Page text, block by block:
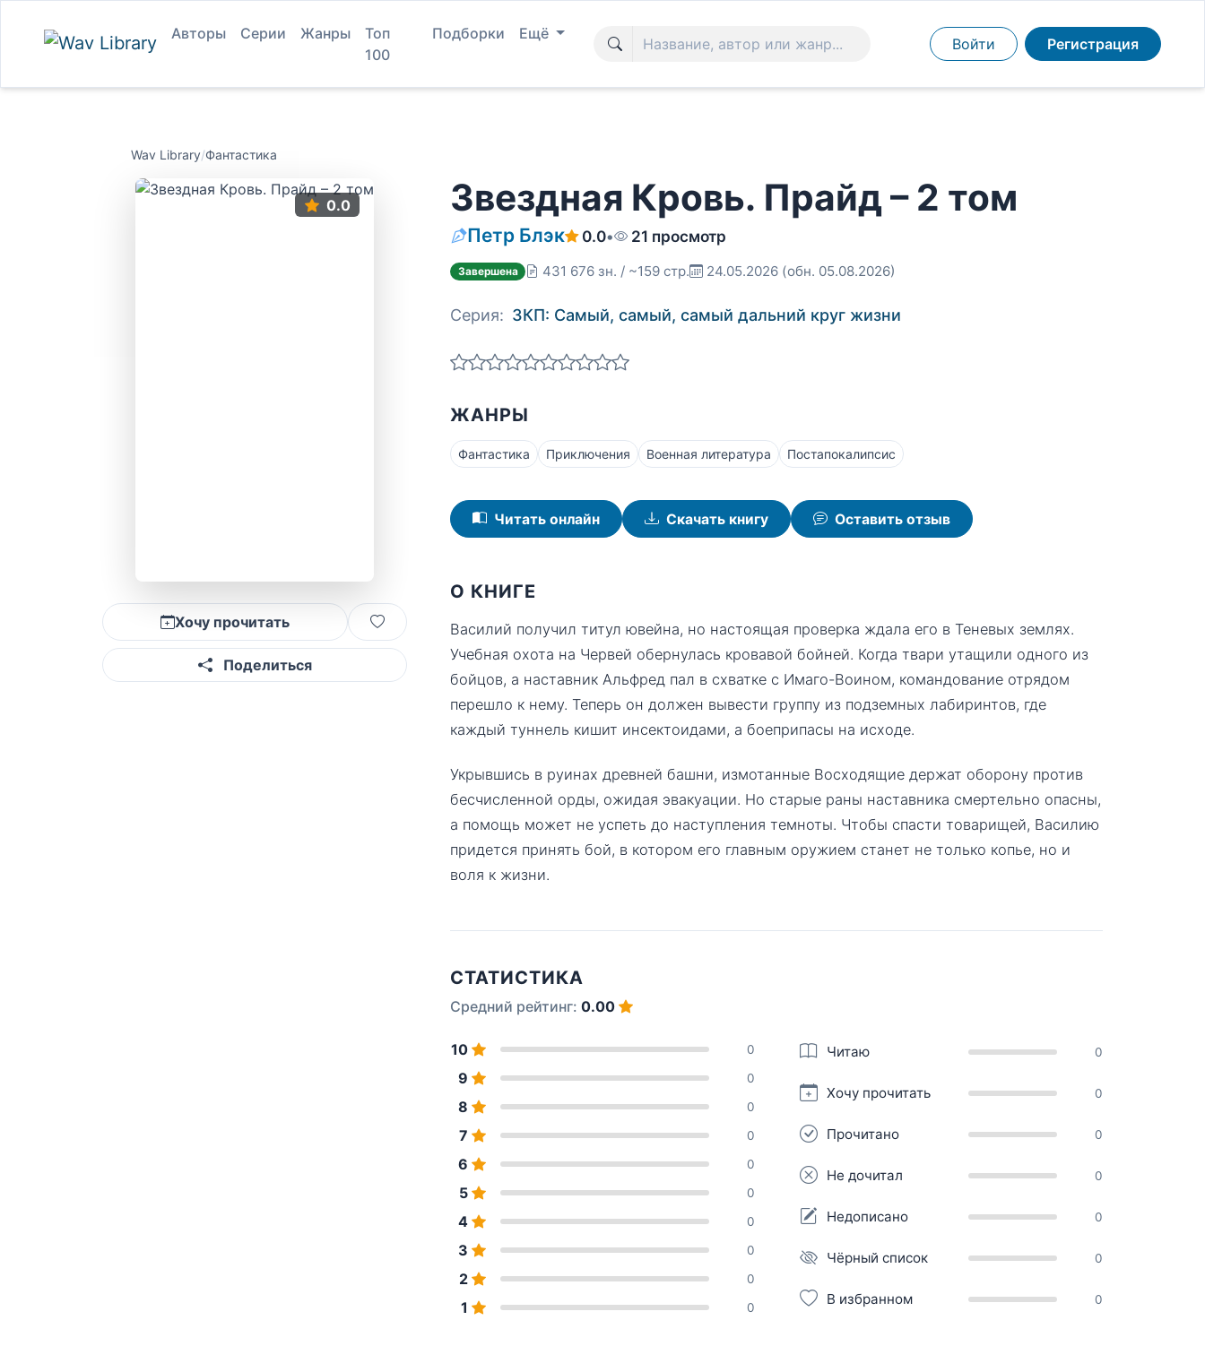
Авторы Серии Жанры
Топ
100
Подборки Ещё
Войти Регистрация
Wav Library/Фантастика
0.0
Хочу прочитать
Поделиться
Звездная Кровь. Прайд – 2 том
Петр Блэк 0.0• 21 просмотр
Завершена 431 676 зн. / ~159 стр. 24.05.2026 (обн. 05.08.2026)
Серия: ЗКП: Самый, самый, самый дальний круг жизни
ЖАНРЫ
Фантастика Приключения Военная литература Постапокалипсис
Читать онлайн Скачать книгу Оставить отзыв
О КНИГЕ
Василий получил титул ювейна, но настоящая проверка ждала его в Теневых землях.
Учебная охота на Червей обернулась кровавой бойней. Когда твари утащили одного из
бойцов, а наставник Альфред пал в схватке с Имаго-Воином, командование отрядом
перешло к нему. Теперь он должен вывести группу из подземных лабиринтов, где
каждый туннель кишит инсектоидами, а боеприпасы на исходе.
Укрывшись в руинах древней башни, измотанные Восходящие держат оборону против
бесчисленной орды, ожидая эвакуации. Но старые раны наставника смертельно опасны,
а помощь может не успеть до наступления темноты. Чтобы спасти товарищей, Василию
придется принять бой, в котором его главным оружием станет не только копье, но и
воля к жизни.
СТАТИСТИКА
Средний рейтинг: 0.00
10 0
9 0
8 0
7 0
6 0
5 0
4 0
3 0
2 0
1 0
Читаю 0
Хочу прочитать 0
Прочитано 0
Не дочитал 0
Недописано 0
Чёрный список 0
В избранном 0